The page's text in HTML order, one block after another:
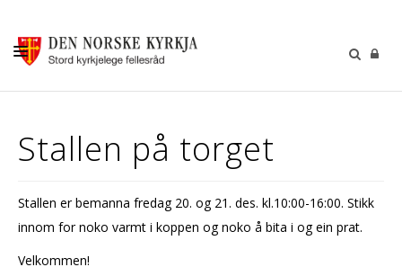
GUDSTENESTER
Stallen på torget
Stallen er bemanna fredag 20. og 21. des. kl.10:00-16:00. Stikk
innom for noko varmt i koppen og noko å bita i og ein prat.
Velkommen!